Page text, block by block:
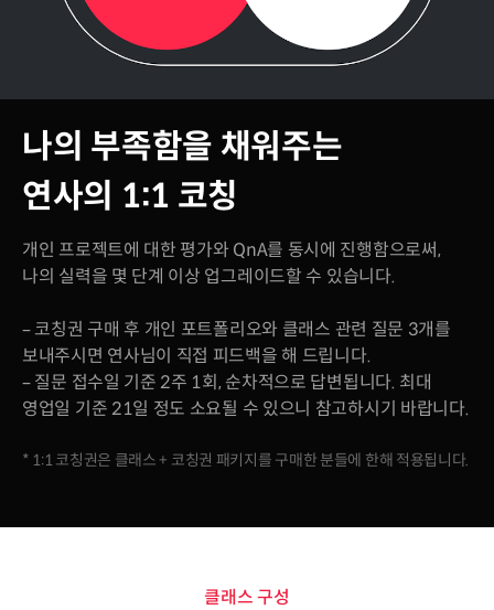
나의 부족함을 채워주는
연사의 1:1 코칭
개인 프로젝트에 대한 평가와 QnA를 동시에 진행함으로써,
나의 실력을 몇 단계 이상 업그레이드할 수 있습니다.
– 코칭권 구매 후 개인 포트폴리오와 클래스 관련 질문 3개를
보내주시면 연사님이 직접 피드백을 해 드립니다.
– 질문 접수일 기준 2주 1회, 순차적으로 답변됩니다. 최대
영업일 기준 21일 정도 소요될 수 있으니 참고하시기 바랍니다.
* 1:1 코칭권은 클래스 + 코칭권 패키지를 구매한 분들에 한해 적용됩니다.
클래스 구성